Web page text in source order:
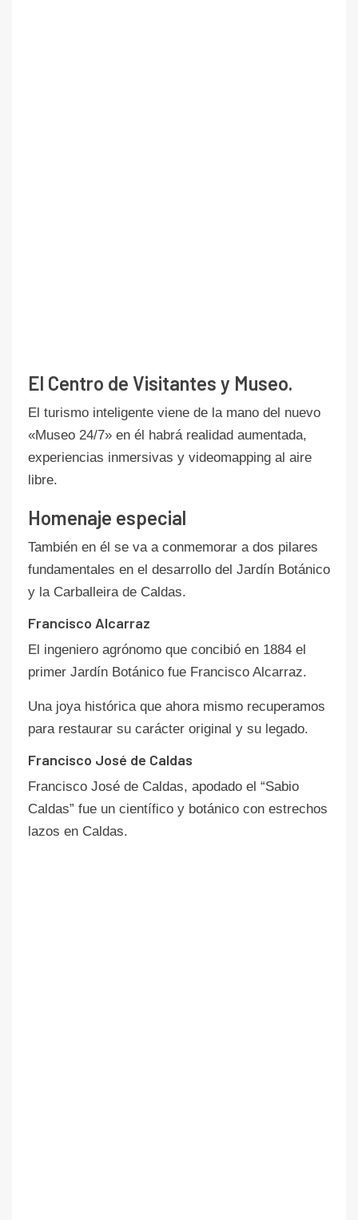
El Centro de Visitantes y Museo.
El turismo inteligente viene de la mano del nuevo
«Museo 24/7» en él habrá realidad aumentada,
experiencias inmersivas y videomapping al aire
libre.
Homenaje especial
También en él se va a conmemorar a dos pilares
fundamentales en el desarrollo del Jardín Botánico
y la Carballeira de Caldas.
Francisco Alcarraz
El ingeniero agrónomo que concibió en 1884 el
primer Jardín Botánico fue Francisco Alcarraz.
Una joya histórica que ahora mismo recuperamos
para restaurar su carácter original y su legado.
Francisco José de Caldas
Francisco José de Caldas, apodado el “Sabio
Caldas” fue un científico y botánico con estrechos
lazos en Caldas.